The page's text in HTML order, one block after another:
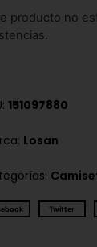
producto no
151097880
Losan
Twitter